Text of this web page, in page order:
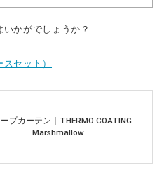
かがでしょうか？
セット）
ープカーテン｜THERMO COATING
Marshmallow